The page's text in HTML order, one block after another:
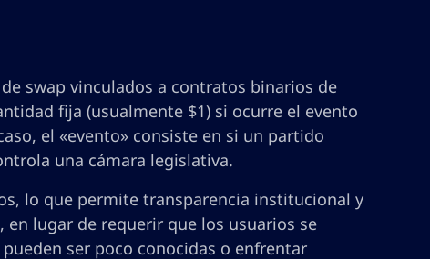
swap vinculados a contratos binarios de
fija (usualmente $1) si ocurre el evento
el «evento» consiste en si un partido
una cámara legislativa.
lo que permite transparencia institucional y
lugar de requerir que los usuarios se
ser poco conocidas o enfrentar